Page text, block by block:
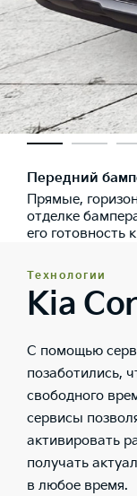
Передний
Прямые,
отделке
его готовность
Технологии
Kia
С помощью
позаботились,
свободного
сервисы
активировать
получать
в любое время.